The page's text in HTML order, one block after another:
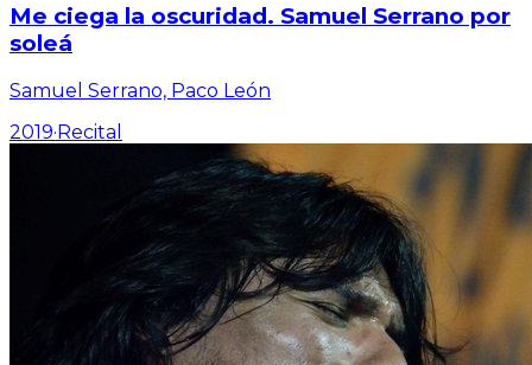
Me ciega la oscuridad. Samuel Serrano por
soleá
Samuel Serrano, Paco León
2019·Recital